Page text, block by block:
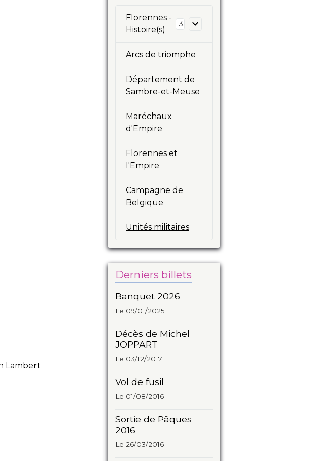
Lambert
Florennes -
Histoire(s)
3
Arcs de triomphe
Département de
Sambre-et-Meuse
Maréchaux
d'Empire
Florennes et
l'Empire
Campagne de
Belgique
Unités militaires
Derniers billets
Banquet 2026
Le 09/01/2025
Décès de Michel
JOPPART
Le 03/12/2017
Vol de fusil
Le 01/08/2016
Sortie de Pâques
2016
Le 26/03/2016